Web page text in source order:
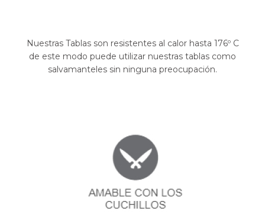
Nuestras Tablas son resistentes al calor hasta 176º C
de este modo puede utilizar nuestras tablas como
salvamanteles sin ninguna preocupación.